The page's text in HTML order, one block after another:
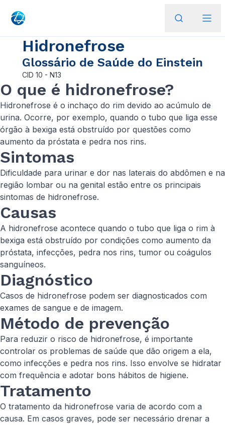
Hidronefrose
Glossário de Saúde do Einstein
CID 10 - N13
O que é hidronefrose?
Hidronefrose é o inchaço do rim devido ao acúmulo de
urina. Ocorre, por exemplo, quando o tubo que liga esse
órgão à bexiga está obstruído por questões como
aumento da próstata e pedra nos rins.
Sintomas
Dificuldade para urinar e dor nas laterais do abdômen e na
região lombar ou na genital estão entre os principais
sintomas de hidronefrose.
Causas
A hidronefrose acontece quando o tubo que liga o rim à
bexiga está obstruído por condições como aumento da
próstata, infecções, pedra nos rins, tumor ou coágulos
sanguíneos.
Diagnóstico
Casos de hidronefrose podem ser diagnosticados com
exames de sangue e de imagem.
Método de prevenção
Para reduzir o risco de hidronefrose, é importante
controlar os problemas de saúde que dão origem a ela,
como infecções e pedra nos rins. Isso envolve se hidratar
com frequência e adotar bons hábitos de higiene.
Tratamento
O tratamento da hidronefrose varia de acordo com a
causa. Em casos graves, pode ser necessário drenar a